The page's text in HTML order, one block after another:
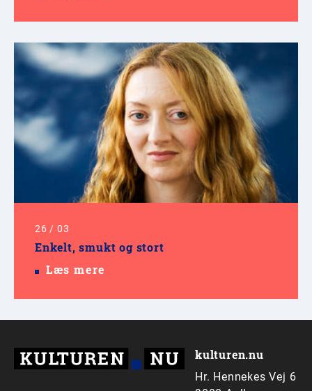
26 / 03
Enkelt, smukt og stort
Læs mere
kulturen.nu
Hr. Hennekes Vej 6